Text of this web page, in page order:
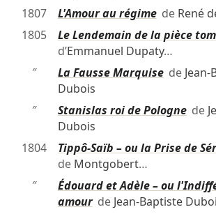
1807
L'Amour au régimede René
1805
Le Lendemain de la pièce
d’Emmanuel Dupaty…
″
La Fausse Marquisede
Dubois
″
Stanislas roi de Polognede
Dubois
1804
Tippô-Saïb – ou la Prise de
de Montgobert…
″
Édouard et Adèle – ou
amourde Jean-Baptiste